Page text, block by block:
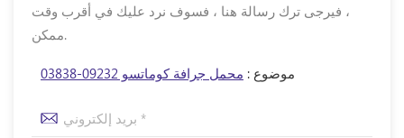
، فيرجى ترك رسالة هنا ، فسوف نرد عليك في أقرب وقت
ممكن.
موضوع : محمل جرافة كوماتسو 09232-03838